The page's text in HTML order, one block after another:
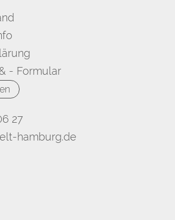
- Formular
27
hamburg.de